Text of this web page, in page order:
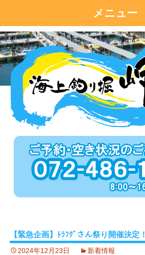
メニュー
コ
ン
テ
ン
【緊急企画】ﾄﾗﾌｸﾞさん祭り開催決定
2024年12月23日 新着情報